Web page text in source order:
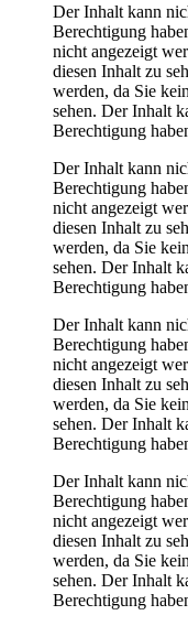
Der Inhalt kann
Berechtigung
nicht angezeigt
diesen Inhalt zu
werden, da Sie
sehen. Der Inhalt
Berechtigung
Der Inhalt kann
Berechtigung
nicht angezeigt
diesen Inhalt zu
werden, da Sie
sehen. Der Inhalt
Berechtigung
Der Inhalt kann
Berechtigung
nicht angezeigt
diesen Inhalt zu
werden, da Sie
sehen. Der Inhalt
Berechtigung
Der Inhalt kann
Berechtigung
nicht angezeigt
diesen Inhalt zu
werden, da Sie
sehen. Der Inhalt
Berechtigung